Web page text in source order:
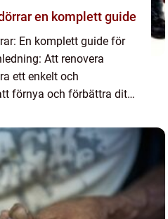
Renovera garderobsdörrar en komplett guide
En komplett guide för
Att renovera
ett enkelt och
förnya och förbättra ditt